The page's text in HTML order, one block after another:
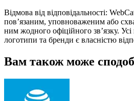
Відмова від відповідальності:
пов’язаним, уповноваженим або
ним жодного офіційного зв’язку. Усі
логотипи та бренди є власністю
Вам також може